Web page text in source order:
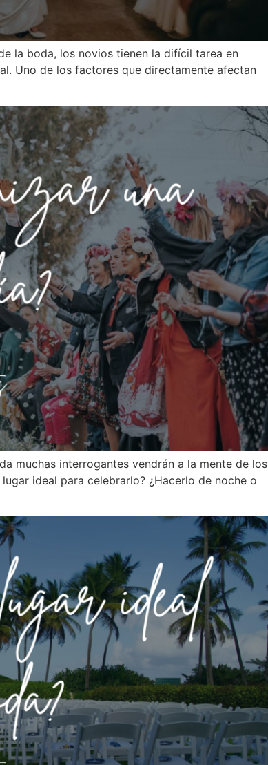
la boda, los novios tienen la difícil tarea en
Uno de los factores que directamente afectan
muchas interrogantes vendrán a la mente de los
ideal para celebrarlo? ¿Hacerlo de noche o